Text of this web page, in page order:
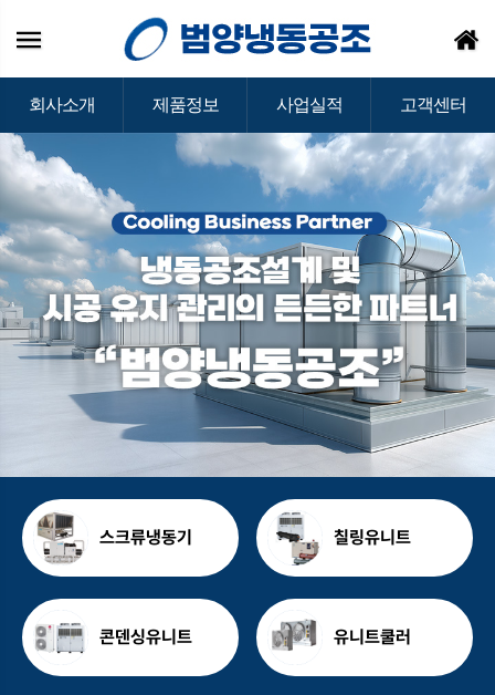
회사소개 제품정보 사업실적 고객센터
스크류냉동기 칠링유니트
콘덴싱유니트 유니트쿨러